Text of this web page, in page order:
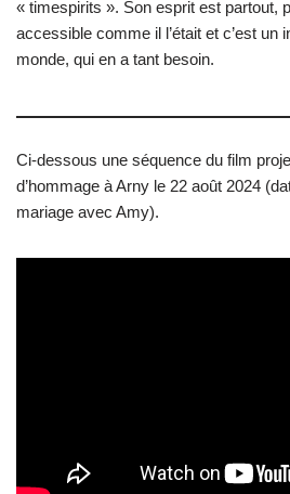
« timespirits ». Son esprit est partout,
accessible comme il l’était et c’est un
monde, qui en a tant besoin.
Ci-dessous une séquence du film
d’hommage à Arny le 22 août 2024
mariage avec Amy).